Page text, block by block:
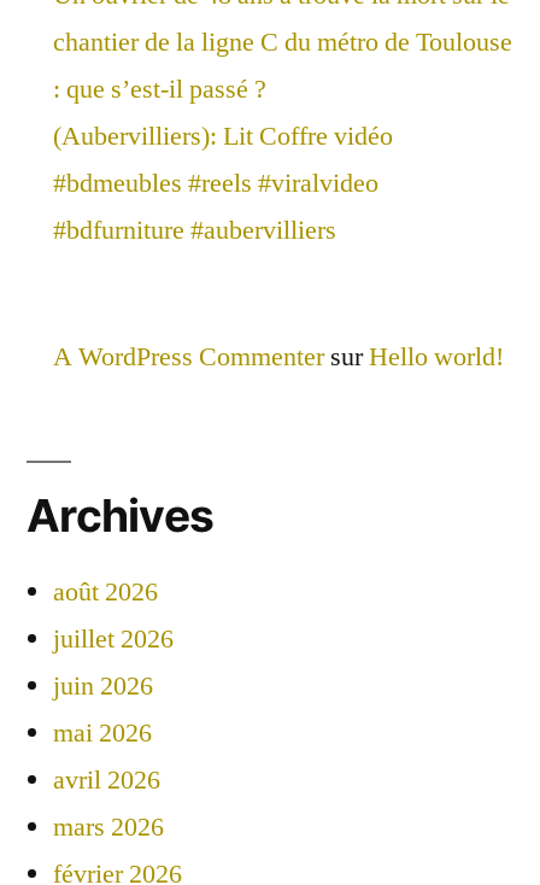
chantier de la ligne C du métro de Toulouse
: que s’est-il passé ?
(Aubervilliers): Lit Coffre vidéo
#bdmeubles #reels #viralvideo
#bdfurniture #aubervilliers
A WordPress CommentersurHello world!
Archives
août 2026
juillet 2026
juin 2026
mai 2026
avril 2026
mars 2026
février 2026